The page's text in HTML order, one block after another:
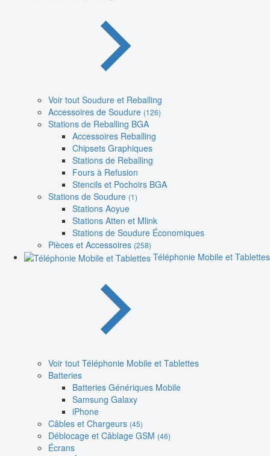
Voir tout Soudure et Reballing
Accessoires de Soudure (126)
Stations de Reballing BGA
Accessoires Reballing
Chipsets Graphiques
Stations de Reballing
Fours à Refusion
Stencils et Pochoirs BGA
Stations de Soudure (1)
Stations Aoyue
Stations Atten et Mlink
Stations de Soudure Économiques
Pièces et Accessoires (258)
Téléphonie Mobile et Tablettes
Voir tout Téléphonie Mobile et Tablettes
Batteries
Batteries Génériques Mobile
Samsung Galaxy
iPhone
Câbles et Chargeurs (45)
Déblocage et Câblage GSM (46)
Écrans